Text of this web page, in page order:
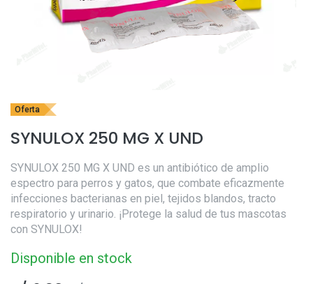
Oferta
SYNULOX 250 MG X UND
SYNULOX 250 MG X UND es un antibiótico de amplio
espectro para perros y gatos, que combate eficazmente
infecciones bacterianas en piel, tejidos blandos, tracto
respiratorio y urinario. ¡Protege la salud de tus mascotas
con SYNULOX!
Disponible en stock